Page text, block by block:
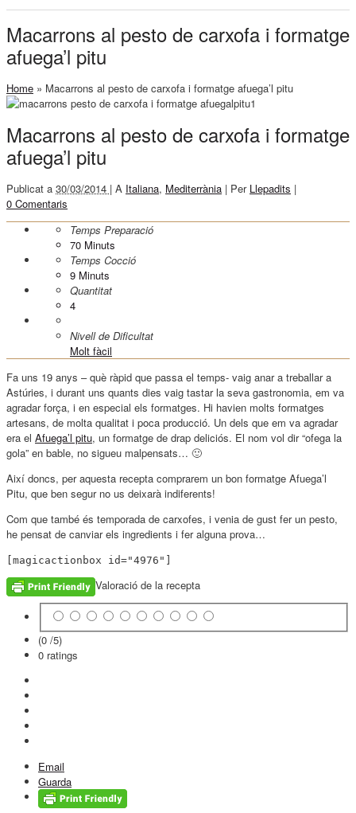
Macarrons al pesto de carxofa i formatge
afuega’l pitu
Home » Macarrons al pesto de carxofa i formatge afuega’l pitu
Macarrons al pesto de carxofa i formatge
afuega’l pitu
Publicat a 30/03/2014 | A Italiana, Mediterrània | Per Llepadits |
0 Comentaris
Temps Preparació
70 Minuts
Temps Cocció
9 Minuts
Quantitat
4
Nivell de Dificultat
Molt fàcil
Fa uns 19 anys – què ràpid que passa el temps- vaig anar a treballar a
Astúries, i durant uns quants dies vaig tastar la seva gastronomia, em va
agradar força, i en especial els formatges. Hi havien molts formatges
artesans, de molta qualitat i poca producció. Un dels que em va agradar
era el Afuega’l pitu, un formatge de drap deliciós. El nom vol dir “ofega la
gola” en bable, no sigueu malpensats… 🙂
Així doncs, per aquesta recepta comprarem un bon formatge Afuega’l
Pitu, que ben segur no us deixarà indiferents!
Com que també és temporada de carxofes, i venia de gust fer un pesto,
he pensat de canviar els ingredients i fer alguna prova…
[magicactionbox id="4976"]
Valoració de la recepta
(0 /5)
0 ratings
Email
Guarda